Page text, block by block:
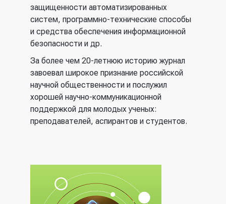
защищенности автоматизированных
систем, программно-технические способы
и средства обеспечения информационной
безопасности и др.
За более чем 20-летнюю историю журнал
завоевал широкое признание российской
научной общественности и послужил
хорошей научно-коммуникационной
поддержкой для молодых ученых:
преподавателей, аспирантов и студентов.